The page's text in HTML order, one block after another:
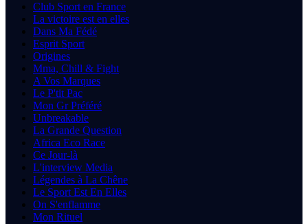
Club Sport en France
La victoire est en elles
Dans Ma Fédé
Esprit Sport
Origines
Mma, Chill & Fight
A Vos Marques
Le P'tit Pac
Mon Gr Préféré
Unbreakable
La Grande Question
Africa Eco Race
Ce Jour-là
L'interview Media
Légendes à La Chêne
Le Sport Est En Elles
On S'enflamme
Mon Rituel